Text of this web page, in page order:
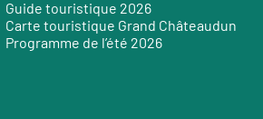
Guide touristique 2026
Carte touristique Grand Châteaudun
Programme de l’été 2026